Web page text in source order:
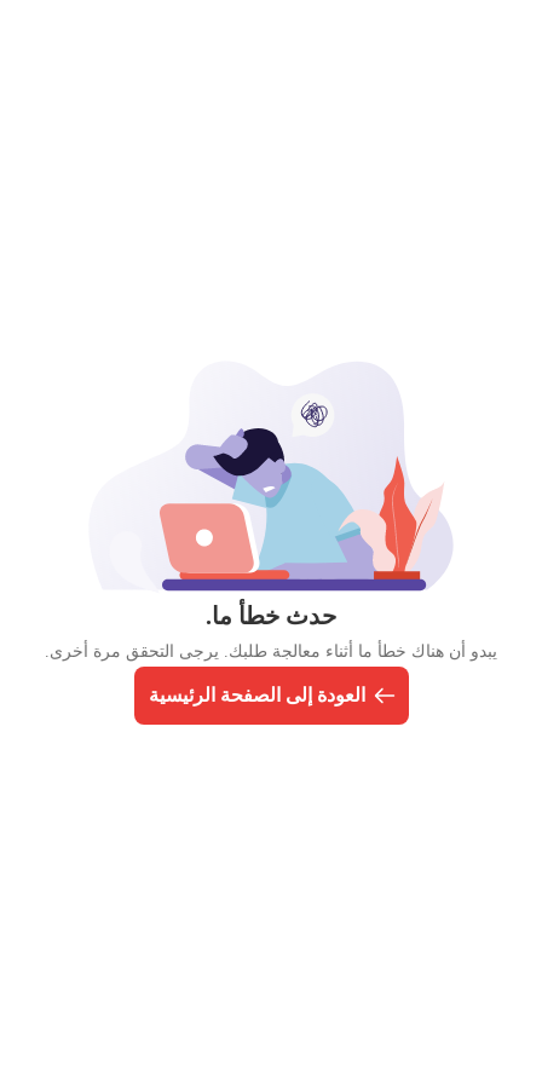
حدث خطأ ما.
يبدو أن هناك خطأ ما أثناء معالجة طلبك. يرجى التحقق مرة أخرى.
العودة إلى الصفحة الرئيسية